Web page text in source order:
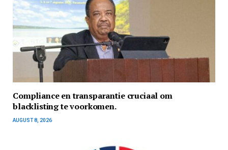
Compliance en transparantie cruciaal om
blacklisting te voorkomen.
AUGUST 8, 2026